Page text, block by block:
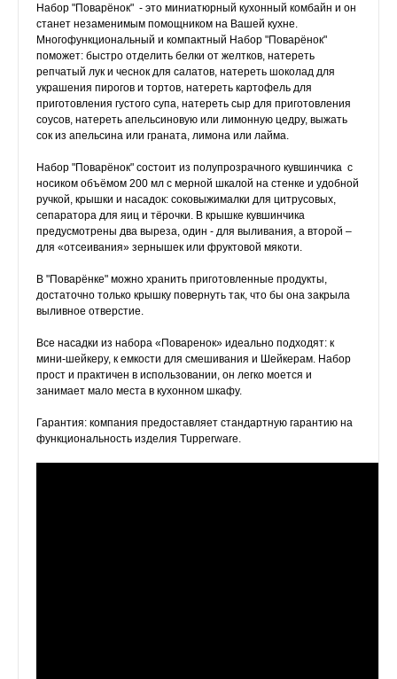
Набор "Поварёнок" - это миниатюрный кухонный комбайн и он
станет незаменимым помощником на Вашей кухне.
Многофункциональный и компактный Набор "Поварёнок"
поможет: быстро отделить белки от желтков, натереть
репчатый лук и чеснок для салатов, натереть шоколад для
украшения пирогов и тортов, натереть картофель для
приготовления густого супа, натереть сыр для приготовления
соусов, натереть апельсиновую или лимонную цедру, выжать
сок из апельсина или граната, лимона или лайма.
Набор "Поварёнок" состоит из полупрозрачного кувшинчика с
носиком объёмом 200 мл с мерной шкалой на стенке и удобной
ручкой, крышки и насадок: соковыжималки для цитрусовых,
сепаратора для яиц и тёрочки. В крышке кувшинчика
предусмотрены два выреза, один - для выливания, а второй –
для «отсеивания» зернышек или фруктовой мякоти.
В "Поварёнке" можно хранить приготовленные продукты,
достаточно только крышку повернуть так, что бы она закрыла
выливное отверстие.
Все насадки из набора «Поваренок» идеально подходят: к
мини-шейкеру, к емкости для смешивания и Шейкерам. Набор
прост и практичен в использовании, он легко моется и
занимает мало места в кухонном шкафу.
Гарантия: компания предоставляет стандартную гарантию на
функциональность изделия Tupperware.